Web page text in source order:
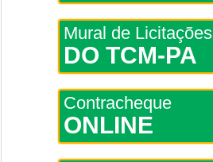
Mural de Licitações
DO TCM-PA
Contracheque
ONLINE